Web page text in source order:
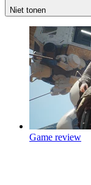
Niet tonen
Game review